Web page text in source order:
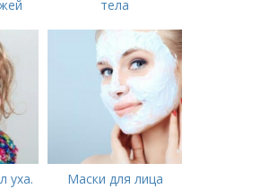
тела
уха.
Маски для лица